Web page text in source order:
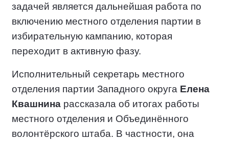
задачей является дальнейшая работа по
включению местного отделения партии в
избирательную кампанию, которая
переходит в активную фазу.
Исполнительный секретарь местного
отделения партии Западного округа Елена
Квашнина рассказала об итогах работы
местного отделения и Объединённого
волонтёрского штаба. В частности, она